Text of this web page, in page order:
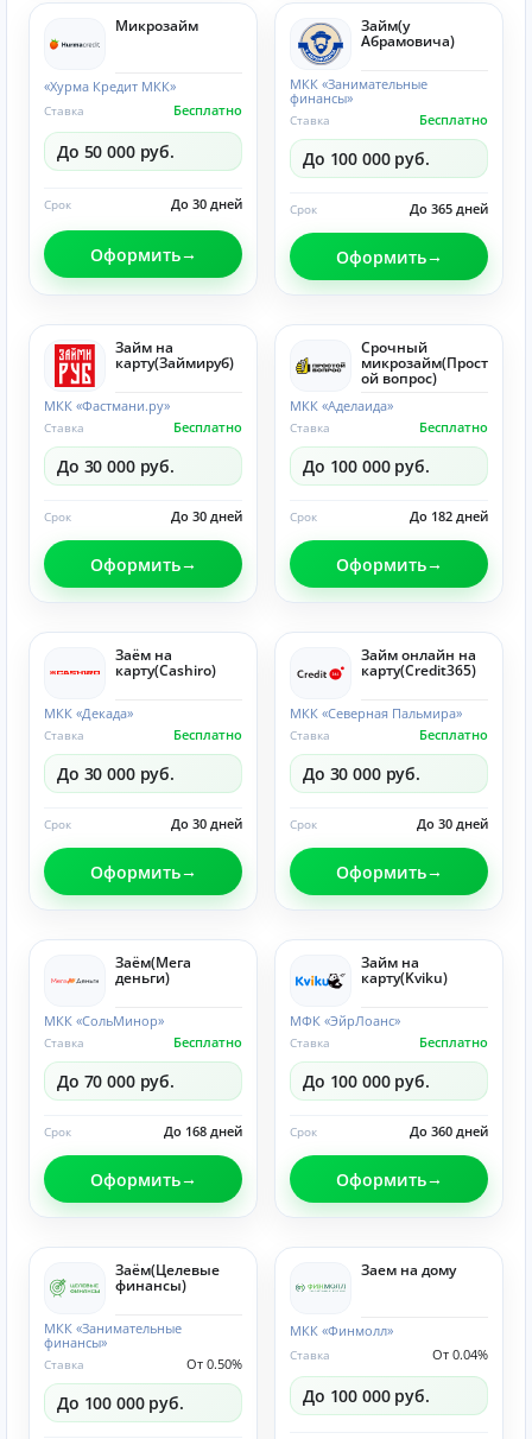
Микрозайм
«Хурма Кредит МКК»
Бесплатно
Ставка
До 50 000 руб.
До 30 дней
Срок
Оформить
Займ(у
Абрамовича)
МКК «Занимательные
финансы»
Бесплатно
Ставка
До 100 000 руб.
До 365 дней
Срок
Оформить
Займ на
карту(Займируб)
МКК «Фастмани.ру»
Бесплатно
Ставка
До 30 000 руб.
До 30 дней
Срок
Оформить
Срочный
микрозайм(Прост
ой вопрос)
МКК «Аделаида»
Бесплатно
Ставка
До 100 000 руб.
До 182 дней
Срок
Оформить
Заём на
карту(Cashiro)
МКК «Декада»
Бесплатно
Ставка
До 30 000 руб.
До 30 дней
Срок
Оформить
Займ онлайн на
карту(Credit365)
МКК «Северная Пальмира»
Бесплатно
Ставка
До 30 000 руб.
До 30 дней
Срок
Оформить
Заём(Мега
деньги)
МКК «СольМинор»
Бесплатно
Ставка
До 70 000 руб.
До 168 дней
Срок
Оформить
Займ на
карту(Kviku)
МФК «ЭйрЛоанс»
Бесплатно
Ставка
До 100 000 руб.
До 360 дней
Срок
Оформить
Заём(Целевые
финансы)
МКК «Занимательные
финансы»
От 0.50%
Ставка
До 100 000 руб.
Заем на дому
МКК «Финмолл»
От 0.04%
Ставка
До 100 000 руб.